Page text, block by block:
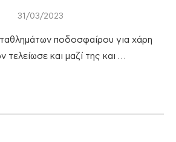
31/03/2023
ποδοσφαίρου για χάρη
τελείωσε και μαζί της και …